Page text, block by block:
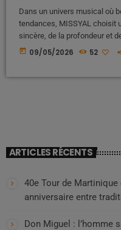
Dans un univers musical où
tendances, MISSYAL choisit
sincère, de la profondeur et
Enposib, l’artiste impose un
today 09/05/2026 52
ARTICLES RÉCENTS
40e Tour de
anniversaire entre
Don Miguel : l’homme